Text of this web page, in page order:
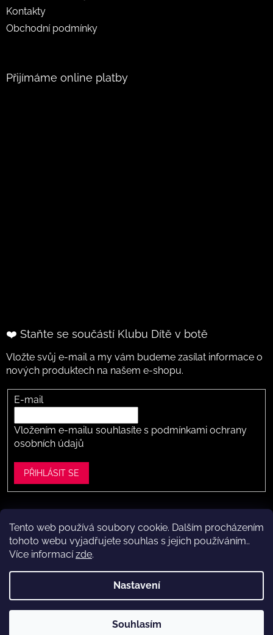
Tento web používá soubory cookie. Dalším procházením
tohoto webu vyjadřujete souhlas s jejich používáním..
Více informacízde.
Nastavení
Souhlasím
Kontakty
Obchodní podmínky
Přijímáme online platby
❤️ Staňte se součástí Klubu Dítě v botě
Vložte svůj e-mail a my vám budeme zasílat informace o
nových produktech na našem e-shopu.
E-mail
Vložením e-mailu souhlasíte s podmínkami ochrany
osobních údajů
PŘIHLÁSIT SE
Vytvořil Shoptet
ve Vestci (kousek za Prahou) – nožky změříme a poradíme s